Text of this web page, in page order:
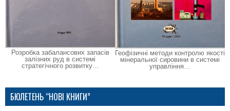
Розробка забалансових запасів
залізних руд в системі
стратегічного розвитку…
Геофізичні методи контролю якості
мінеральної сировини в системі
управління…
БЮЛЕТЕНЬ “НОВІ КНИГИ”